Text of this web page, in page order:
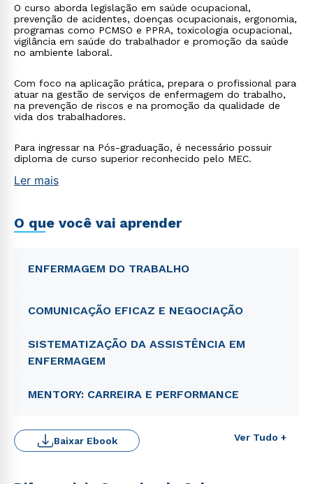
O curso aborda legislação em saúde ocupacional,
prevenção de acidentes, doenças ocupacionais, ergonomia,
programas como PCMSO e PPRA, toxicologia ocupacional,
vigilância em saúde do trabalhador e promoção da saúde
no ambiente laboral.
Com foco na aplicação prática, prepara o profissional para
atuar na gestão de serviços de enfermagem do trabalho,
na prevenção de riscos e na promoção da qualidade de
vida dos trabalhadores.
Para ingressar na Pós-graduação, é necessário possuir
diploma de curso superior reconhecido pelo MEC.
Ler mais
O que você vai aprender
ENFERMAGEM DO TRABALHO
COMUNICAÇÃO EFICAZ E NEGOCIAÇÃO
SISTEMATIZAÇÃO DA ASSISTÊNCIA EM
ENFERMAGEM
MENTORY: CARREIRA E PERFORMANCE
Ver Tudo +
Baixar Ebook